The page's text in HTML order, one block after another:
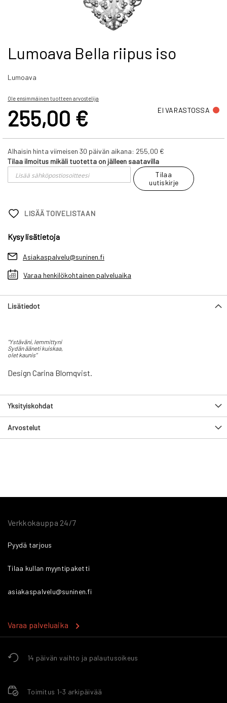
Skip
to
beginning
the
gallery
Lumoava Bella riipus iso
Lumoava
Ole ensimmäinen tuotteen arvostelija
255,00 € EI VARASTOSSA
Alhaisin hinta viimeisen 30 päivän aikana: 255,00 €
Tilaa ilmoitus mikäli tuotetta on jälleen saatavilla
Tilaa
uutiskirje
LISÄÄ TOIVELISTAAN
Kysy lisätietoja
Asiakaspalvelu@suninen.fi
Varaa henkilökohtainen palveluaika
Lisätiedot
"Ystäväni, lemmittyni
Sydän ääneti kuiskaa,
olet kaunis"
Design Carina Blomqvist.
Yksityiskohdat
Arvostelut
14 päivän vaihto ja palautusoikeus
Toimitus 1-3 arkipäivää
Verkkokauppa 24/7
Pyydä tarjous
Tilaa kullan myyntipaketti
asiakaspalvelu@suninen.fi
Varaa palveluaika